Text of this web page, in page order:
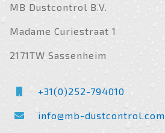
MB Dustcontrol B.V.
Madame Curiestraat 1
2171TW Sassenheim
+31(0)252-794010
info@mb-dustcontrol.com